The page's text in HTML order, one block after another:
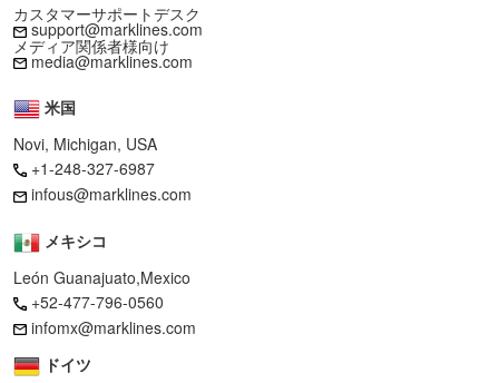
カスタマーサポートデスク
support@marklines.com
メディア関係者様向け
media@marklines.com
米国
Novi, Michigan, USA
+1-248-327-6987
infous@marklines.com
メキシコ
León Guanajuato,Mexico
+52-477-796-0560
infomx@marklines.com
ドイツ